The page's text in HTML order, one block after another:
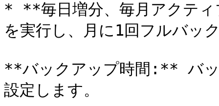
* **毎日増分、毎月アクテ
を実行し、月に1回フルバッ
**バックアップ時間:** バッ
設定します。